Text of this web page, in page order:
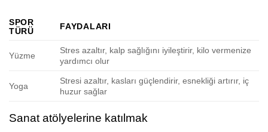
SPOR
TÜRÜ
FAYDALARI
Yüzme
Stres azaltır, kalp sağlığını iyileştirir, kilo vermenize
yardımcı olur
Yoga
Stresi azaltır, kasları güçlendirir, esnekliği artırır, iç
huzur sağlar
Sanat atölyelerine katılmak